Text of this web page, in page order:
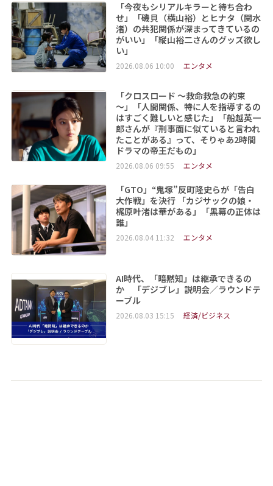
「今夜もシリアルキラーと待ち合わ
せ」「磯貝（横山裕）とヒナタ（関水
渚）の共犯関係が深まってきているの
がいい」「縦山裕二さんのグッズ欲し
い」
2026.08.06 10:00 エンタメ
「クロスロード ～救命救急の約束
～」「人間関係、特に人を指導するの
はすごく難しいと感じた」「船越英一
郎さんが『刑事面に似ていると言われ
たことがある』って、そりゃあ2時間
ドラマの帝王だもの」
2026.08.06 09:55 エンタメ
「GTO」“鬼塚”反町隆史らが「告白
大作戦」を決行 「カジサックの娘・
梶原叶渚は華がある」「黒幕の正体は
誰」
2026.08.04 11:32 エンタメ
AI時代、「暗黙知」は継承できるの
か 「デジブレ」説明会／ラウンドテ
ーブル
2026.08.03 15:15 経済/ビジネス